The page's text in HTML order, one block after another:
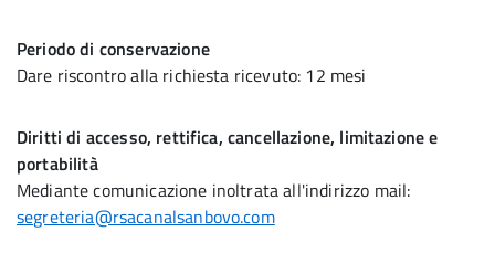
Periodo di conservazione
Dare riscontro alla richiesta ricevuto: 12 mesi
Diritti di accesso, rettifica, cancellazione, limitazione e
portabilità
Mediante comunicazione inoltrata all'indirizzo mail:
segreteria@rsacanalsanbovo.com